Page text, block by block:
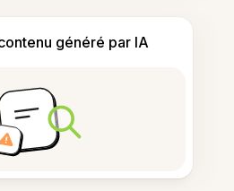
généré par IA